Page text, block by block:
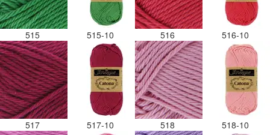
515 515-10 516 516-10
517 517-10 518 518-10